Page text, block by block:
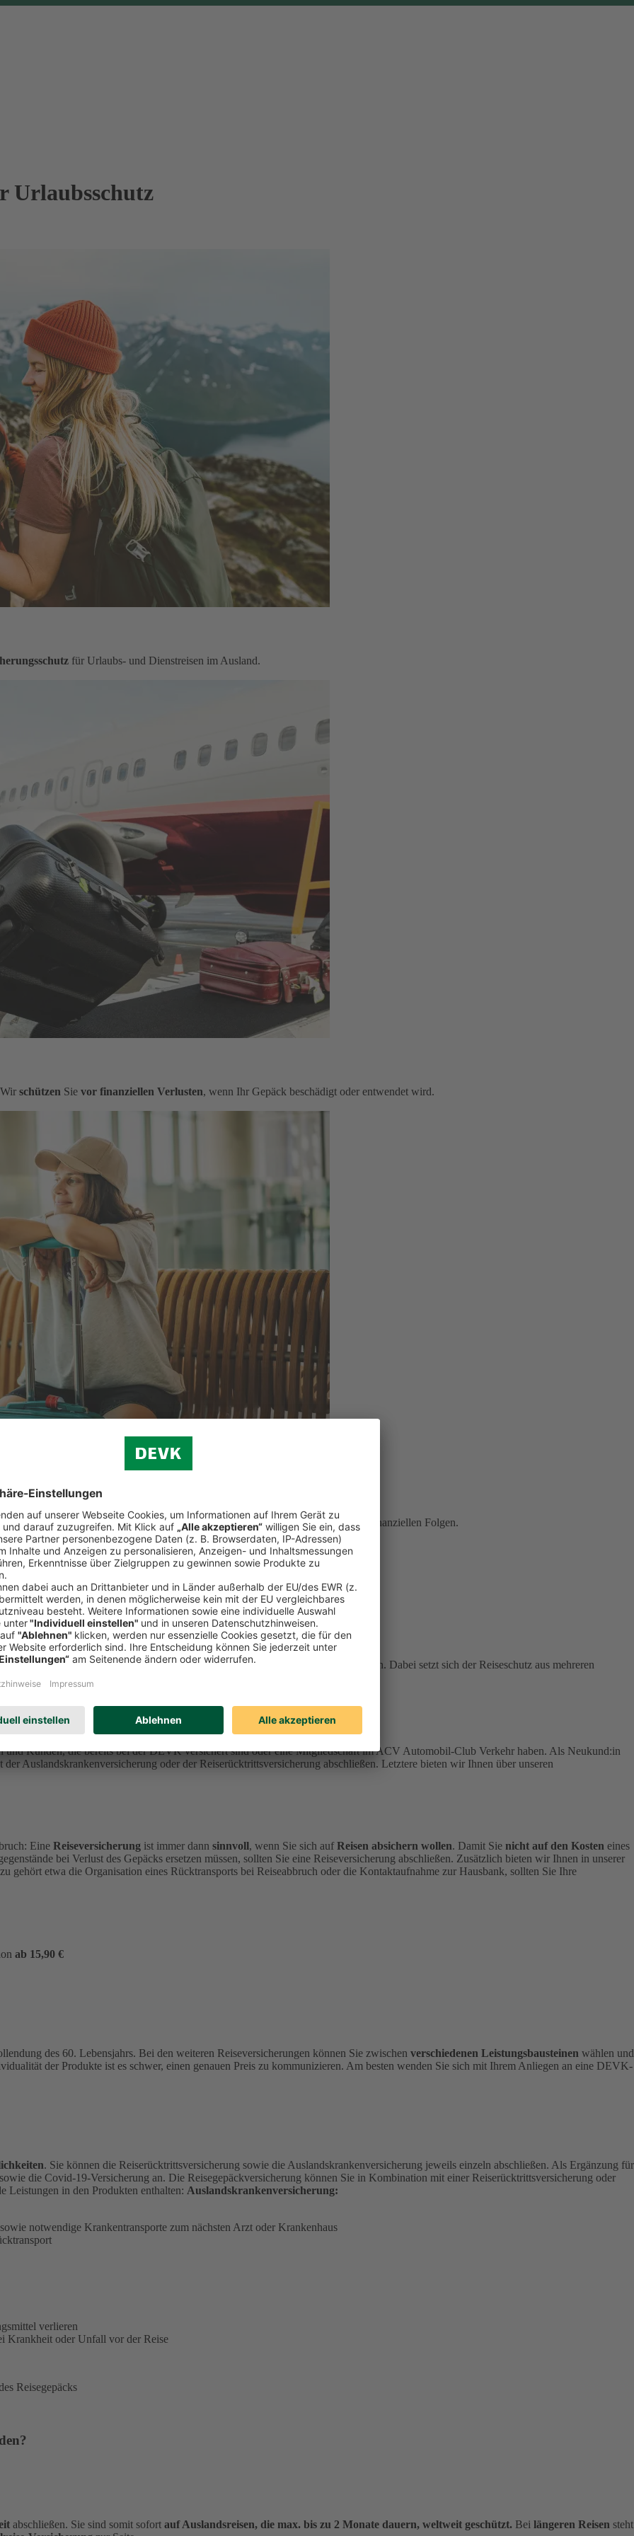
Urlaubsschutz
für Urlaubs- und Dienstreisen im Ausland.
schützen Sie vor finanziellen Verlusten, wenn Ihr Gepäck beschädigt oder entwendet wird.
Sie dieReiserücktrittsversicherung der ERGO Reiseversicherungvor den finanziellen Folgen.
durch Krankheit, Stornierung, Abbruch oder Gepäckverlust
entstehen können. Dabei setzt sich der Reiseschutz aus mehreren
ERGO Reiseversicherung
und Kunden, die bereits bei der DEVK versichert sind oder eine Mitgliedschaft im ACV Automobil-Club Verkehr haben. Als Neukund:in
Auslandskrankenversicherung oder der Reiserücktrittsversicherung abschließen. Letztere bieten wir Ihnen über unseren
Eine Reiseversicherung ist immer dann sinnvoll, wenn Sie sich auf Reisen absichern wollen. Damit Sie nicht auf den Kosten eines
bei Verlust des Gepäcks ersetzen müssen, sollten Sie eine Reiseversicherung abschließen. Zusätzlich bieten wir Ihnen in unserer
gehört etwa die Organisation eines Rücktransports bei Reiseabbruch oder die Kontaktaufnahme zur Hausbank, sollten Sie Ihre
ab 15,90 €
des 60. Lebensjahrs. Bei den weiteren Reiseversicherungen können Sie zwischen verschiedenen Leistungsbausteinen wählen und
der Produkte ist es schwer, einen genauen Preis zu kommunizieren. Am besten wenden Sie sich mit Ihrem Anliegen an eine DEVK-
. Sie können die Reiserücktrittsversicherung sowie die Auslandskrankenversicherung jeweils einzeln abschließen. Als Ergänzung für
die Covid-19-Versicherung an. Die Reisegepäckversicherung können Sie in Kombination mit einer Reiserücktrittsversicherung oder
Leistungen in den Produkten enthalten: Auslandskrankenversicherung:
notwendige Krankentransporte zum nächsten Arzt oder Krankenhaus
verlieren
Krankheit oder Unfall vor der Reise
Reisegepäcks
abschließen. Sie sind somit sofort auf Auslandsreisen, die max. bis zu 2 Monate dauern, weltweit geschützt. Bei längeren Reisen steht